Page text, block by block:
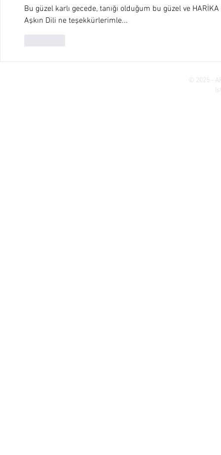
Bu güzel karlı gecede, tanığı olduğum bu güzel ve
Aşkın Dili ne teşekkürlerimle...
© 2025 -